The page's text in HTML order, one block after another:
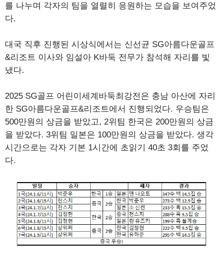
를 나누며 각자의 팀을 열렬히 응원하는 모습을 보여주었
다.
대국 직후 진행된 시상식에서는 신선균 SG아름다운골프
&리조트 이사와 임설아 K바둑 전무가 참석해 자리를 빛
냈다.
2025 SG골프 어린이세계바둑최강전은 충남 아산에 자리
한 SG아름다운골프&리조트에서 진행되었다. 우승팀은
500만원의 상금을 받았고, 2위팀 한국은 200만원의 상금
을 받았다. 3위팀 일본은 100만원의 상금을 받았다. 생각
시간으로는 각자 기본 1시간에 초읽기 40초 3회를 주었
다.